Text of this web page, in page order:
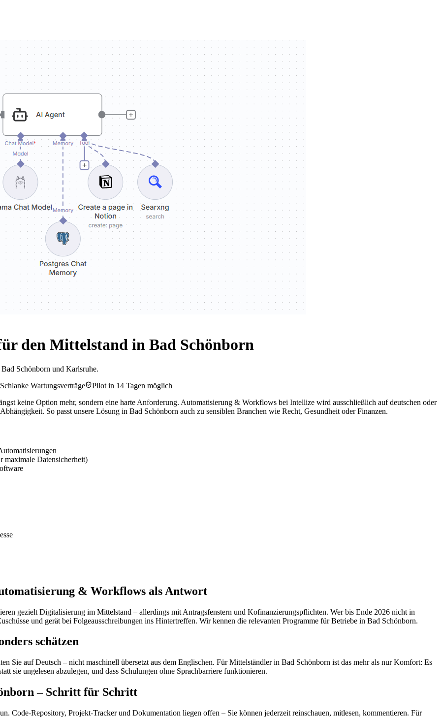
den Mittelstand in Bad Schönborn
Schönborn und Karlsruhe.
Schlanke Wartungsverträge
Pilot in 14 Tagen möglich
keine Option mehr, sondern eine harte Anforderung. Automatisierung & Workflows bei Intellize wird ausschließlich auf deutschen oder
So passt unsere Lösung in Bad Schönborn auch zu sensiblen Branchen wie Recht, Gesundheit oder Finanzen.
Datensicherheit)
& Workflows als Antwort
gezielt Digitalisierung im Mittelstand – allerdings mit Antragsfenstern und Kofinanzierungspflichten. Wer bis Ende 2026 nicht in
und gerät bei Folgeausschreibungen ins Hintertreffen. Wir kennen die relevanten Programme für Betriebe in Bad Schönborn.
schätzen
Sie auf Deutsch – nicht maschinell übersetzt aus dem Englischen. Für Mittelständler in Bad Schönborn ist das mehr als nur Komfort: Es
sie ungelesen abzulegen, und dass Schulungen ohne Sprachbarriere funktionieren.
– Schritt für Schritt
Code-Repository, Projekt-Tracker und Dokumentation liegen offen – Sie können jederzeit reinschauen, mitlesen, kommentieren. Für